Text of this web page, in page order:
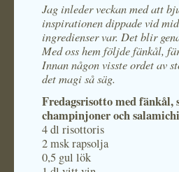
Jag inleder veckan med att
inspirationen dippade vid
ingredienser var. Det blir
Med oss hem följde fänkål,
Innan någon visste ordet av
det magi så säg.
Fredagsrisotto med fänkål,
champinjoner och
4 dl risottoris
2 msk rapsolja
0,5 gul lök